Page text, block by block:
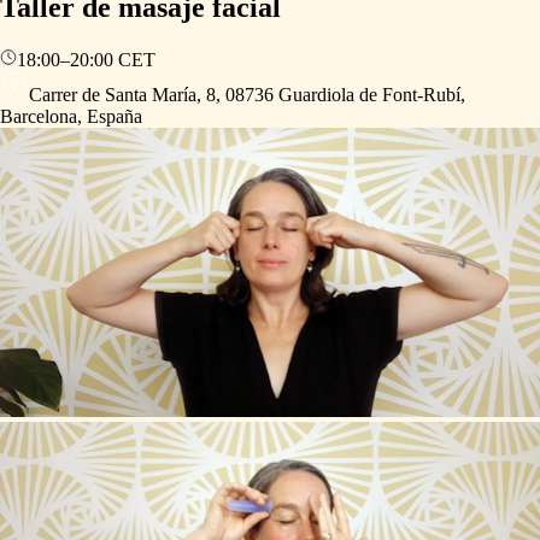
Taller de masaje facial
18:00–20:00 CET
Carrer de Santa María, 8, 08736 Guardiola de Font-Rubí,
Barcelona, España